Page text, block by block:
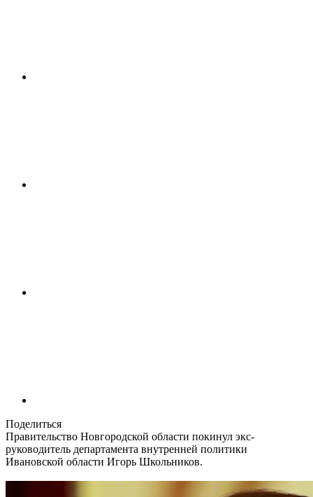
Поделиться
Правительство Новгородской области покинул экс-
руководитель департамента внутренней политики
Ивановской области Игорь Школьников.